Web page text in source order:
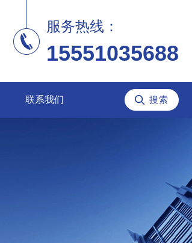
服务热线：
15551035688
联系我们